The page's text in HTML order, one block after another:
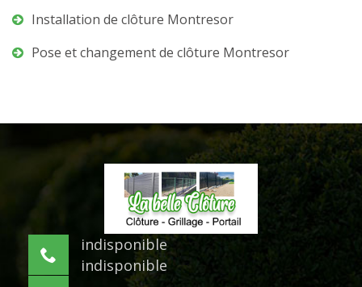
Installation de clôture Montresor
Pose et changement de clôture Montresor
indisponible
indisponible